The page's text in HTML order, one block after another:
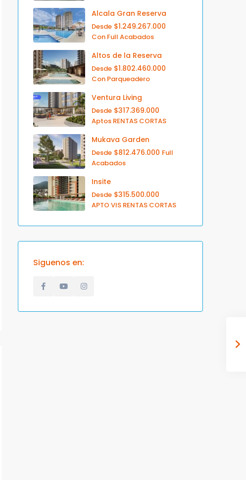
Alcala Gran Reserva
Desde $1.249.267.000
Con Full Acabados
Altos de la Reserva
Desde $1.802.460.000
Con Parqueadero
Ventura Living
Desde $317.369.000
Aptos RENTAS CORTAS
Mukava Garden
Desde $812.476.000 Full
Acabados
Insite
Desde $315.500.000
APTO VIS RENTAS CORTAS
Siguenos en: